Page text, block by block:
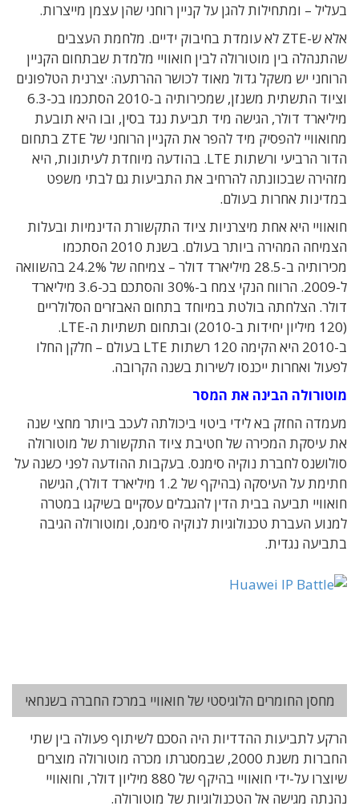
בעליל – ומתחילות להגן על קניין רוחני שהן עצמן מייצרות.
אלא ש-ZTE לא עומדת בחיבוק ידיים. מלחמת העצבים
שהתנהלה בין מוטורולה לבין חואוויי מלמדת שבתחום הקניין
הרוחני יש משקל גדול מאוד לכושר ההרתעה: יצרנית הטלפונים
וציוד התשתית משנזן, שמכירותיה ב-2010 הסתכמו בכ-6.3
מיליארד דולר, הגישה מיד תביעת נגד בסין, ובו היא תובעת
מחואוויי להפסיק מיד להפר את הקניין הרוחני של ZTE בתחום
הדור הרביעי ורשתות LTE. בהודעה מיוחדת לעיתונות, היא
מזהירה שבכוונתה להרחיב את התביעות גם לבתי משפט
במדינות אחרות בעולם.
חואוויי היא אחת מיצרניות ציוד התקשורת הדינמיות ובעלות
הצמיחה המהירה ביותר בעולם. בשנת 2010 הסתכמו
מכירותיה ב-28.5 מיליארד דולר – צמיחה של 24.2% בהשוואה
ל-2009. הרווח הנקי צמח ב-30% והסתכם בכ-3.6 מיליארד
דולר. הצלחתה בולטת במיוחד בתחום האבזרים הסלולריים
(120 מיליון יחידות ב-2010) ובתחום תשתיות ה-LTE.
ב-2010 היא הקימה 120 רשתות LTE בעולם – חלקן החלו
לפעול ואחרות ייכנסו לשירות בשנה הקרובה.
מוטורולה הבינה את המסר
מעמדה החזק בא לידי ביטוי ביכולתה לעכב ביותר מחצי שנה
את עיסקת המכירה של חטיבת ציוד התקשורת של מוטורולה
סולושנס לחברת נוקיה סימנס. בעקבות ההודעה לפני כשנה על
חתימת על העיסקה (בהיקף של 1.2 מיליארד דולר), הגישה
חואוויי תביעה בבית הדין להגבלים עסקיים בשיקגו במטרה
למנוע העברת טכנולוגיות לנוקיה סימנס, ומוטורולה הגיבה
בתביעה נגדית.
מחסן החומרים הלוגיסטי של חואוויי במרכז החברה בשנחאי
הרקע לתביעות ההדדיות היה הסכם לשיתוף פעולה בין שתי
החברות משנת 2000, שבמסגרתו מכרה מוטורולה מוצרים
שיוצרו על-ידי חואוויי בהיקף של 880 מיליון דולר, וחואוויי
נהנתה מגישה אל הטכנולוגיות של מוטורולה.